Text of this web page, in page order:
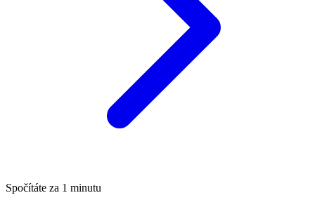
Spočítáte za 1 minutu